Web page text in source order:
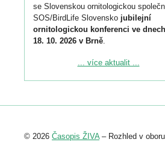
se Slovenskou ornitologickou
SOS/BirdLife Slovensko jubilejní
ornitologickou konferenci ve
18. 10. 2026 v Brně.
Podrobnější informace ke konferenci
Registrovat se můžete do 6. září.
abstraktu přihlášené přednášky nebo
... více aktualit ...
© 2026 Časopis ŽIVA– Rozhled v